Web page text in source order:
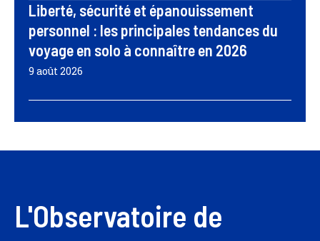
Liberté, sécurité et épanouissement
personnel : les principales tendances du
voyage en solo à connaître en 2026
9 août 2026
L'Observatoire de